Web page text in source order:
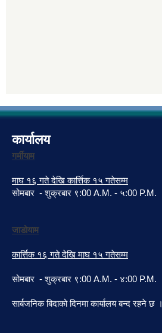
कार्यालय
गर्मीयाम
माघ १६ गते देखि कार्त्तिक १५ गतेसम्म
सोमबार - शुक्रबार ९:00 A.M. - ५:00 P.M.
जाडोयाम
कार्त्तिक १६ गते देखि माघ १५ गतेसम्म
सोमबार - शुक्रबार ९:00 A.M. - ४:00 P.M.
सार्बजनिक बिदाको दिनमा कार्यालय बन्द रहने छ ।